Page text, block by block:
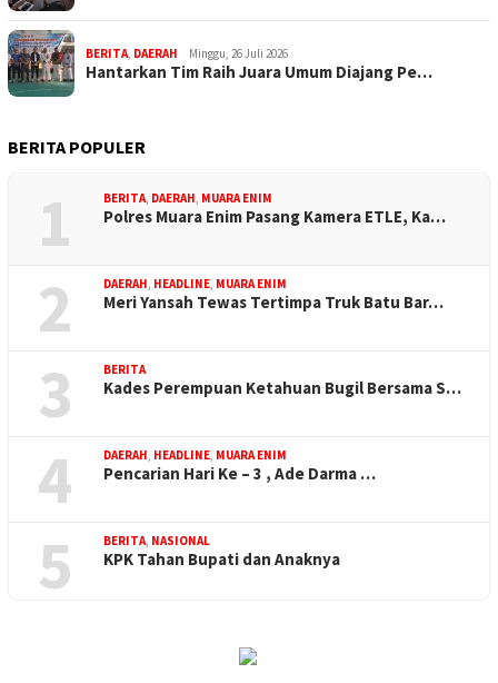
BERITA, DAERAH Minggu, 26 Juli 2026
Hantarkan Tim Raih Juara Umum Diajang Pe…
BERITA POPULER
1 BERITA, DAERAH, MUARA ENIM
Polres Muara Enim Pasang Kamera ETLE, Ka…
2 DAERAH, HEADLINE, MUARA ENIM
Meri Yansah Tewas Tertimpa Truk Batu Bar…
3 BERITA
Kades Perempuan Ketahuan Bugil Bersama S…
4 DAERAH, HEADLINE, MUARA ENIM
Pencarian Hari Ke – 3 , Ade Darma …
5 BERITA, NASIONAL
KPK Tahan Bupati dan Anaknya